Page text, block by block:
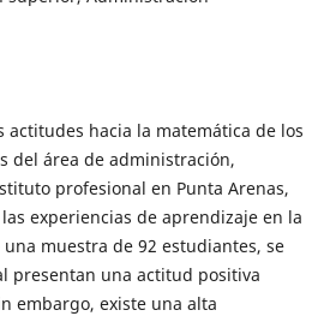
actitudes hacia la matemática de los
del área de administración,
profesional en Punta Arenas,
experiencias de aprendizaje en la
muestra de 92 estudiantes, se
presentan una actitud positiva
embargo, existe una alta